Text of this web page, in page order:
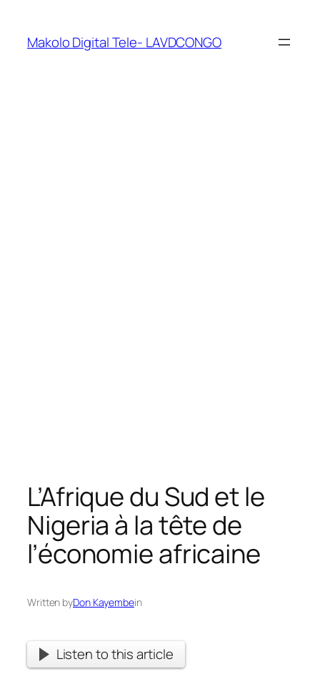
Makolo Digital Tele- LAVDCONGO
L’Afrique du Sud et le
Nigeria à la tête de
l’économie africaine
Written byDon Kayembein
Listen to this article